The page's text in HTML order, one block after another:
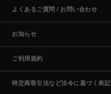
よくあるご質問 / お問い合わせ
お知らせ
ご利用規約
特定商取引法など法令に基づく表記